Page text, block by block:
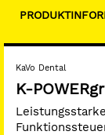
Leistung: max.
Spannsystem:
KaVo Dental
K-